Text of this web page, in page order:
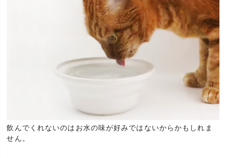
飲んでくれないのはお水の味が好みではないからかもしれま
せん。